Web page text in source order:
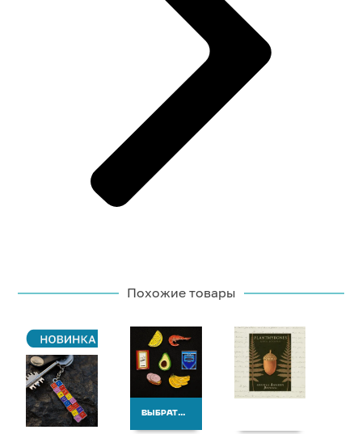
Похожие товары
ВЫБРАТЬ ВАРИАНТЫ